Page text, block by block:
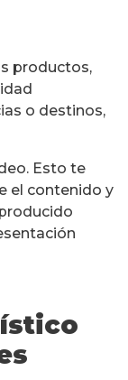
productos,
o destinos,
Esto te
el contenido y